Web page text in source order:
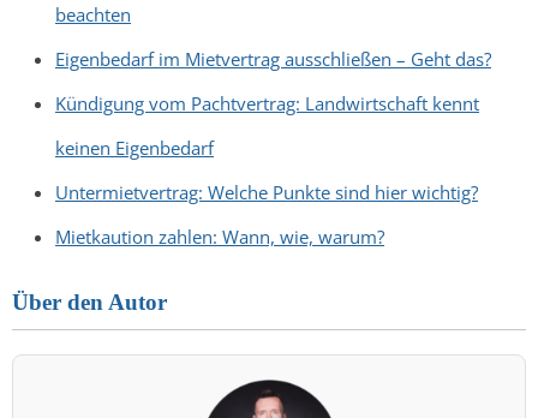
beachten
Eigenbedarf im Mietvertrag ausschließen – Geht das?
Kündigung vom Pachtvertrag: Landwirtschaft kennt
keinen Eigenbedarf
Untermietvertrag: Welche Punkte sind hier wichtig?
Mietkaution zahlen: Wann, wie, warum?
Über den Autor